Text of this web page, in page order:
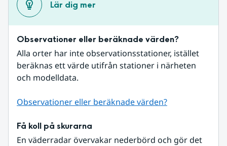
Lär dig mer
Observationer eller beräknade värden?
Alla orter har inte observationsstationer, istället
beräknas ett värde utifrån stationer i närheten
och modelldata.
Observationer eller beräknade värden?
Få koll på skurarna
En väderradar övervakar nederbörd och gör det